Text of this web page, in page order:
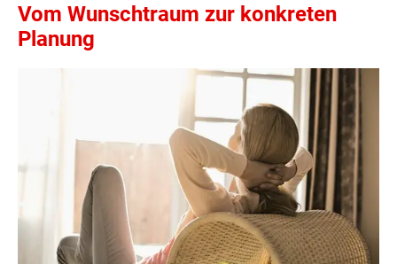
Vom Wunschtraum zur konkreten
Planung